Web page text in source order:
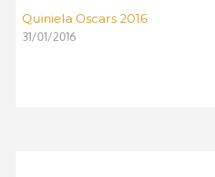
Quiniela Oscars 2016
31/01/2016